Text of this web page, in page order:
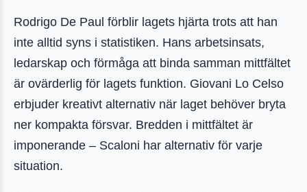
Rodrigo De Paul förblir lagets hjärta trots att han
inte alltid syns i statistiken. Hans arbetsinsats,
ledarskap och förmåga att binda samman mittfältet
är ovärderlig för lagets funktion. Giovani Lo Celso
erbjuder kreativt alternativ när laget behöver bryta
ner kompakta försvar. Bredden i mittfältet är
imponerande – Scaloni har alternativ för varje
situation.